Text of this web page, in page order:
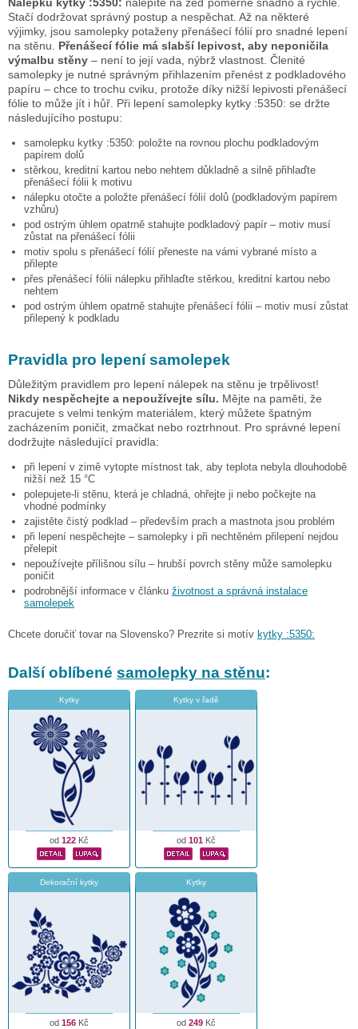
Stačí dodržovat správný postup a nespěchat. Až na některé
výjimky, jsou samolepky potaženy přenášecí fólií pro snadné lepení
na stěnu. Přenášecí fólie má slabší lepivost, aby neponičila
výmalbu stěny – není to její vada, nýbrž vlastnost. Členité
samolepky je nutné správným přihlazením přenést z podkladového
papíru – chce to trochu cviku, protože díky nižší lepivosti přenášecí
fólie to může jít i hůř. Při lepení samolepky kytky :5350: se držte
následujícího postupu:
samolepku kytky :5350: položte na rovnou plochu podkladovým
papírem dolů
stěrkou, kreditní kartou nebo nehtem důkladně a silně přihlaďte
přenášecí fólii k motivu
nálepku otočte a položte přenášecí fólií dolů (podkladovým papírem
vzhůru)
pod ostrým úhlem opatrně stahujte podkladový papír – motiv musí
zůstat na přenášecí fólii
motiv spolu s přenášecí fólií přeneste na vámi vybrané místo a
přilepte
přes přenášecí fólii nálepku přihlaďte stěrkou, kreditní kartou nebo
nehtem
pod ostrým úhlem opatrně stahujte přenášecí fólii – motiv musí zůstat
přilepený k podkladu
Pravidla pro lepení samolepek
Důležitým pravidlem pro lepení nálepek na stěnu je trpělivost!
Nikdy nespěchejte a nepoužívejte sílu. Mějte na paměti, že
pracujete s velmi tenkým materiálem, který můžete špatným
zacházením poničit, zmačkat nebo roztrhnout. Pro správné lepení
dodržujte následující pravidla:
při lepení v zimě vytopte místnost tak, aby teplota nebyla dlouhodobě
nižší než 15 °C
polepujete-li stěnu, která je chladná, ohřejte ji nebo počkejte na
vhodné podmínky
zajistěte čistý podklad – především prach a mastnota jsou problém
při lepení nespěchejte – samolepky i při nechtěném přilepení nejdou
přelepit
nepoužívejte přílišnou sílu – hrubší povrch stěny může samolepku
poničit
podrobnější informace v článku životnost a správná instalace
samolepek
Chcete doručiť tovar na Slovensko? Prezrite si motív kytky :5350:
Další oblíbené samolepky na stěnu:
Kytky
od 122 Kč
Kytky v řadě
od 101 Kč
Dekorační kytky
od 156 Kč
Kytky
od 249 Kč